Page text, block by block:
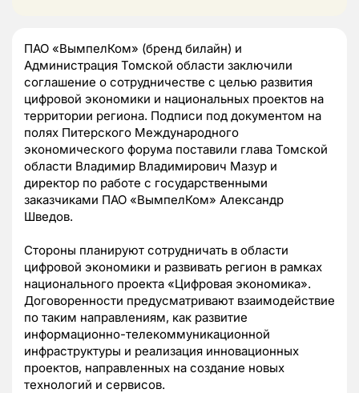
ПАО «ВымпелКом» (бренд билайн) и
Администрация Томской области заключили
соглашение о сотрудничестве с целью развития
цифровой экономики и национальных проектов на
территории региона. Подписи под документом на
полях Питерского Международного
экономического форума поставили глава Томской
области Владимир Владимирович Мазур и
директор по работе с государственными
заказчиками ПАО «ВымпелКом» Александр
Шведов.
Стороны планируют сотрудничать в области
цифровой экономики и развивать регион в рамках
национального проекта «Цифровая экономика».
Договоренности предусматривают взаимодействие
по таким направлениям, как развитие
информационно-телекоммуникационной
инфраструктуры и реализация инновационных
проектов, направленных на создание новых
технологий и сервисов.